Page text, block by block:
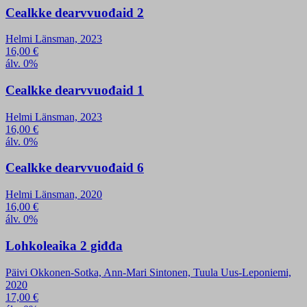
Cealkke dearvvuođaid 2
Helmi Länsman, 2023
16,00 €
álv. 0%
Cealkke dearvvuođaid 1
Helmi Länsman, 2023
16,00 €
álv. 0%
Cealkke dearvvuođaid 6
Helmi Länsman, 2020
16,00 €
álv. 0%
Lohkoleaika 2 giđđa
Päivi Okkonen-Sotka, Ann-Mari Sintonen, Tuula Uus-Leponiemi,
2020
17,00 €